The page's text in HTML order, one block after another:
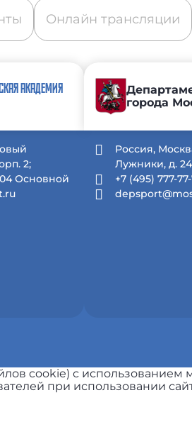
Онлайн трансляции
АКАДЕМИЯ
2;
04 Основной
города
Россия,
Лужники, д.
+7 (495) 777-
cookie) с использованием
при использовании